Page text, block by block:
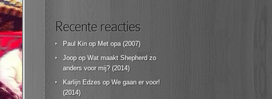
Recente reacties
Paul Kin op Met opa (2007)
Joop op Wat maakt Shepherd zo
anders voor mij? (2014)
Karlijn Edzes op We gaan er voor!
(2014)